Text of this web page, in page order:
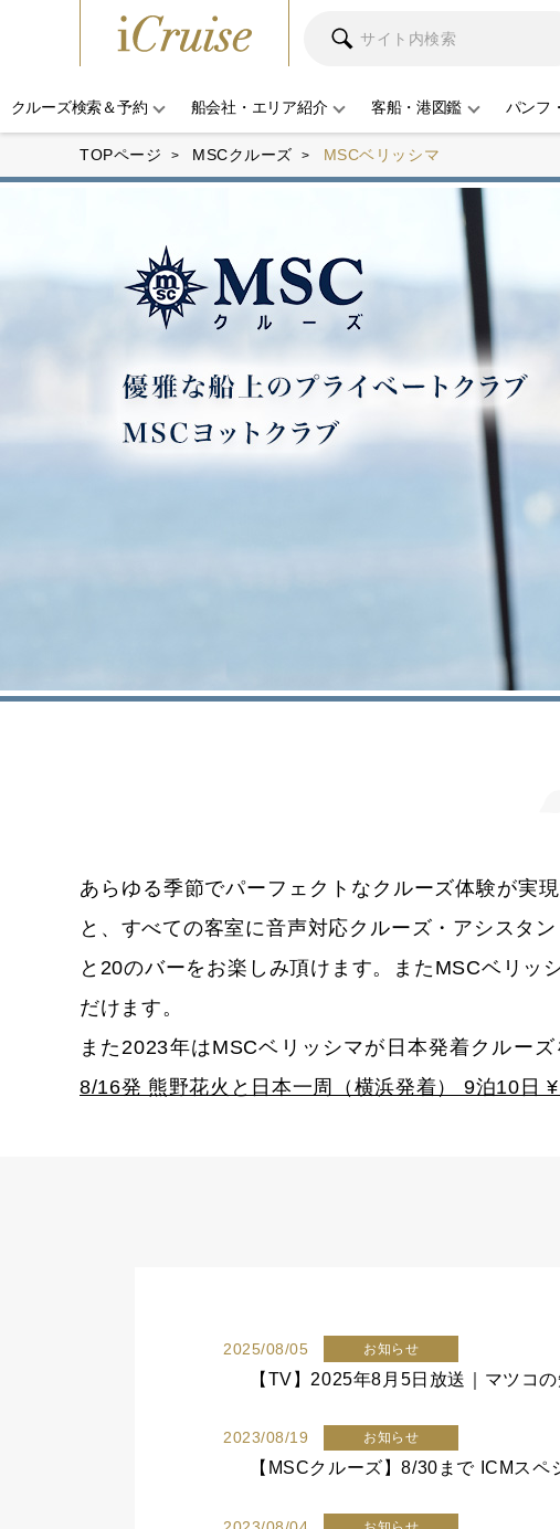
クルーズ検索＆予約 船会社・エリア紹介 客船・港図鑑 パンフ
TOPページ MSCクルーズ MSCベリッシマ
あらゆる季節でパーフェクトなクルーズ体験が実
と、すべての客室に音声対応クルーズ・アシスタ
と20のバーをお楽しみ頂けます。またMSCベリッ
だけます。
また2023年はMSCベリッシマが日本発着クルー
8/16発 熊野花火と日本一周（横浜発着） 9泊10日
2025/08/05 お知らせ
2023/08/19 お知らせ
【MSCクルーズ】8/30まで ICMス